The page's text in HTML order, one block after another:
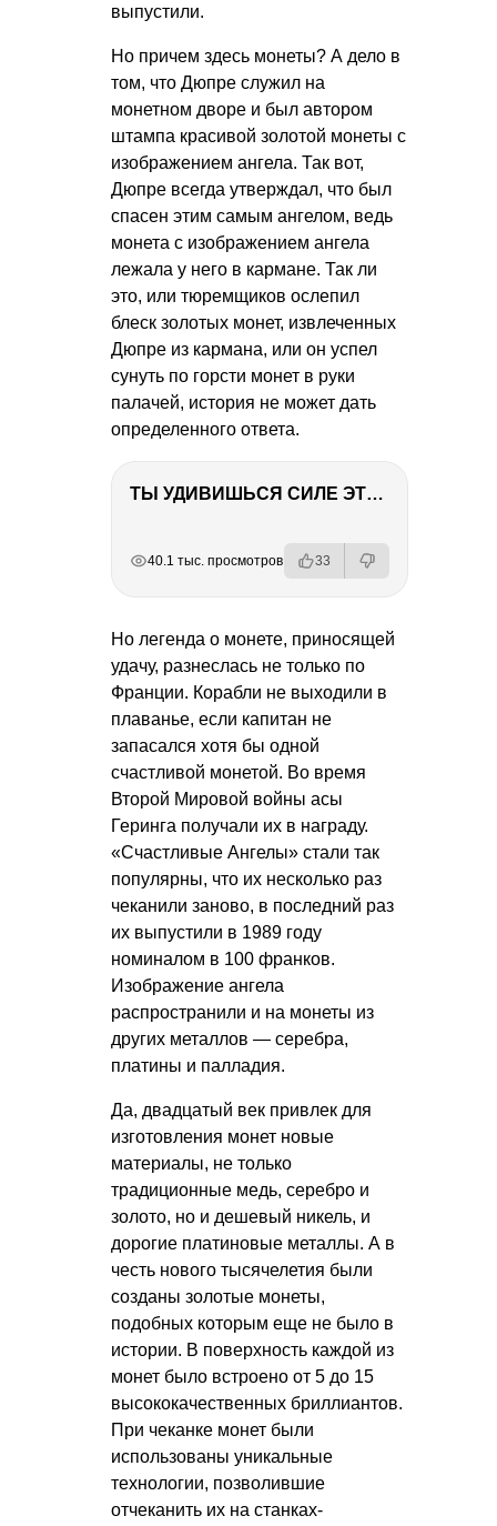
выпустили.
Но причем здесь монеты? А дело в
том, что Дюпре служил на
монетном дворе и был автором
штампа красивой золотой монеты с
изображением ангела. Так вот,
Дюпре всегда утверждал, что был
спасен этим самым ангелом, ведь
монета с изображением ангела
лежала у него в кармане. Так ли
это, или тюремщиков ослепил
блеск золотых монет, извлеченных
Дюпре из кармана, или он успел
сунуть по горсти монет в руки
палачей, история не может дать
определенного ответа.
ТЫ УДИВИШЬСЯ СИЛЕ ЭТО ЧЕЛОВЕКА! Блог о нашей поездке в Вышний Волочек
40.1 тыс. просмотров 33
Но легенда о монете, приносящей
удачу, разнеслась не только по
Франции. Корабли не выходили в
плаванье, если капитан не
запасался хотя бы одной
счастливой монетой. Во время
Второй Мировой войны асы
Геринга получали их в награду.
«Счастливые Ангелы» стали так
популярны, что их несколько раз
чеканили заново, в последний раз
их выпустили в 1989 году
номиналом в 100 франков.
Изображение ангела
распространили и на монеты из
других металлов — серебра,
платины и палладия.
Да, двадцатый век привлек для
изготовления монет новые
материалы, не только
традиционные медь, серебро и
золото, но и дешевый никель, и
дорогие платиновые металлы. А в
честь нового тысячелетия были
созданы золотые монеты,
подобных которым еще не было в
истории. В поверхность каждой из
монет было встроено от 5 до 15
высококачественных бриллиантов.
При чеканке монет были
использованы уникальные
технологии, позволившие
отчеканить их на станках-